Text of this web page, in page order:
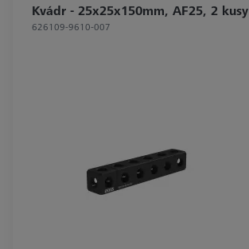
Kvádr - 25x25x150mm, AF25, 2 kusy
626109-9610-007